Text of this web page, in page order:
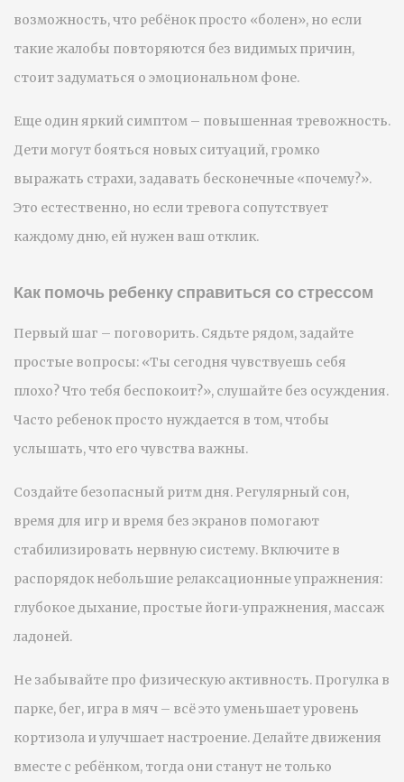
возможность, что ребёнок просто «болен», но если
такие жалобы повторяются без видимых причин,
стоит задуматься о эмоциональном фоне.
Еще один яркий симптом – повышенная тревожность.
Дети могут бояться новых ситуаций, громко
выражать страхи, задавать бесконечные «почему?».
Это естественно, но если тревога сопутствует
каждому дню, ей нужен ваш отклик.
Как помочь ребенку справиться со стрессом
Первый шаг – поговорить. Сядьте рядом, задайте
простые вопросы: «Ты сегодня чувствуешь себя
плохо? Что тебя беспокоит?», слушайте без осуждения.
Часто ребенок просто нуждается в том, чтобы
услышать, что его чувства важны.
Создайте безопасный ритм дня. Регулярный сон,
время для игр и время без экранов помогают
стабилизировать нервную систему. Включите в
распорядок небольшие релаксационные упражнения:
глубокое дыхание, простые йоги‑упражнения, массаж
ладоней.
Не забывайте про физическую активность. Прогулка в
парке, бег, игра в мяч – всё это уменьшает уровень
кортизола и улучшает настроение. Делайте движения
вместе с ребёнком, тогда они станут не только